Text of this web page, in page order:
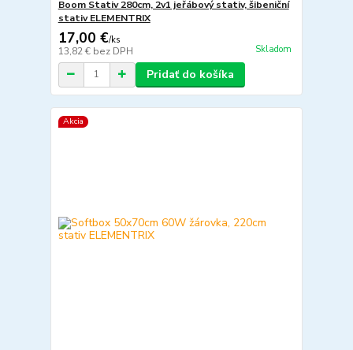
Boom Stativ 280cm, 2v1 jeřábový stativ, šibeniční
stativ ELEMENTRIX
17,00 €/ks
13,82 € bez DPH Skladom
Pridať do košíka
Akcia